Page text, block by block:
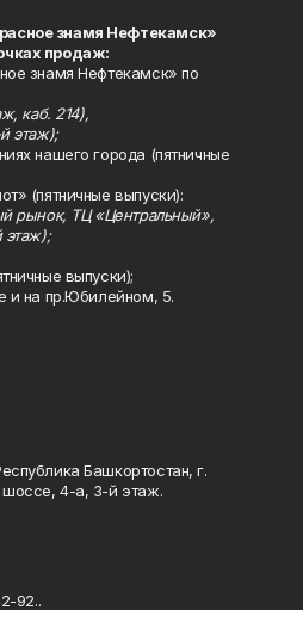
знамя Нефтекамск»
продаж:
знамя Нефтекамск» по
каб. 214),
этаж);
нашего города (пятничные
(пятничные выпуски):
рынок, ТЦ «Центральный»,
этаж);
выпуски);
и на пр.Юбилейном, 5.
Башкортостан, г.
4-а, 3-й этаж.
92..